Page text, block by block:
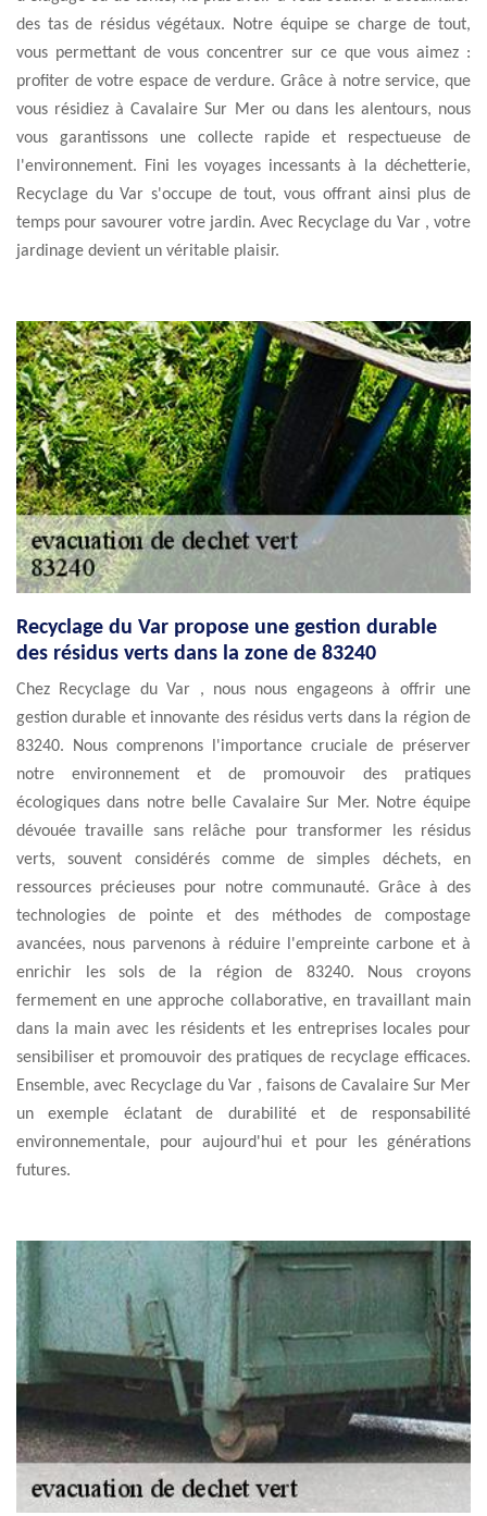
des tas de résidus végétaux. Notre équipe se charge de tout,
vous permettant de vous concentrer sur ce que vous aimez :
profiter de votre espace de verdure. Grâce à notre service, que
vous résidiez à Cavalaire Sur Mer ou dans les alentours, nous
vous garantissons une collecte rapide et respectueuse de
l'environnement. Fini les voyages incessants à la déchetterie,
Recyclage du Var s'occupe de tout, vous offrant ainsi plus de
temps pour savourer votre jardin. Avec Recyclage du Var , votre
jardinage devient un véritable plaisir.
Recyclage du Var propose une gestion durable
des résidus verts dans la zone de 83240
Chez Recyclage du Var , nous nous engageons à offrir une
gestion durable et innovante des résidus verts dans la région de
83240. Nous comprenons l'importance cruciale de préserver
notre environnement et de promouvoir des pratiques
écologiques dans notre belle Cavalaire Sur Mer. Notre équipe
dévouée travaille sans relâche pour transformer les résidus
verts, souvent considérés comme de simples déchets, en
ressources précieuses pour notre communauté. Grâce à des
technologies de pointe et des méthodes de compostage
avancées, nous parvenons à réduire l'empreinte carbone et à
enrichir les sols de la région de 83240. Nous croyons
fermement en une approche collaborative, en travaillant main
dans la main avec les résidents et les entreprises locales pour
sensibiliser et promouvoir des pratiques de recyclage efficaces.
Ensemble, avec Recyclage du Var , faisons de Cavalaire Sur Mer
un exemple éclatant de durabilité et de responsabilité
environnementale, pour aujourd'hui et pour les générations
futures.